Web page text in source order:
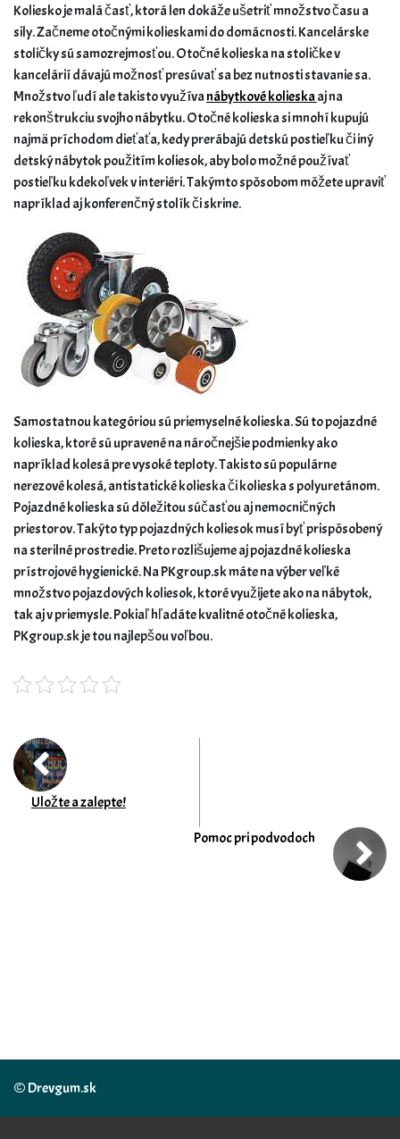
Koliesko je malá časť, ktorá len dokáže ušetriť množstvo času a
sily. Začneme otočnými kolieskami do domácnosti. Kancelárske
stoličky sú samozrejmosťou. Otočné kolieska na stoličke v
kancelárií dávajú možnosť presúvať sa bez nutnosti stavanie sa.
Množstvo ľudí ale takisto využívanábytkové kolieskaaj na
rekonštrukciu svojho nábytku. Otočné kolieska si mnohí kupujú
najmä príchodom dieťaťa, kedy prerábajú detskú postieľku či iný
detský nábytok použitím koliesok, aby bolo možné používať
postieľku kdekoľvek v interiéri. Takýmto spôsobom môžete upraviť
napríklad aj konferenčný stolík či skrine.
Samostatnou kategóriou sú priemyselné kolieska. Sú to pojazdné
kolieska, ktoré sú upravené na náročnejšie podmienky ako
napríklad kolesá pre vysoké teploty. Takisto sú populárne
nerezové kolesá, antistatické kolieska či kolieska s polyuretánom.
Pojazdné kolieska sú dôležitou súčasťou aj nemocničných
priestorov. Takýto typ pojazdných koliesok musí byť prispôsobený
na sterilné prostredie. Preto rozlišujeme aj pojazdné kolieska
prístrojové hygienické. Na PKgroup.sk máte na výber veľké
množstvo pojazdových koliesok, ktoré využijete ako na nábytok,
tak aj v priemysle. Pokiaľ hľadáte kvalitné otočné kolieska,
PKgroup.sk je tou najlepšou voľbou.
Uložte a zalepte!
Pomoc pri podvodoch
© Drevgum.sk